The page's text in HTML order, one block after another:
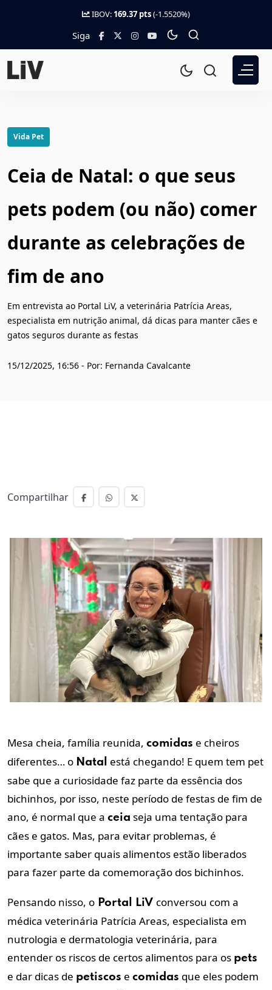
IBOV: 169.37 pts(-1.5520%)
Siga
Vida Pet
Ceia de Natal: o que seus
pets podem (ou não) comer
durante as celebrações de
fim de ano
Em entrevista ao Portal LiV, a veterinária Patrícia Areas,
especialista em nutrição animal, dá dicas para manter cães e
gatos seguros durante as festas
15/12/2025, 16:56 - Por: Fernanda Cavalcante
Compartilhar
Mesa cheia, família reunida, comidas e cheiros
diferentes… o Natal
está chegando! E quem tem pet
sabe que a curiosidade faz parte da essência dos
bichinhos, por isso, neste período de festas de fim de
ano, é normal que a ceia seja uma tentação para
cães e gatos. Mas, para evitar problemas, é
importante saber quais alimentos estão liberados
para fazer parte da comemoração dos bichinhos.
Pensando nisso, o Portal LiV conversou com a
médica veterinária Patrícia Areas, especialista em
nutrologia e dermatologia veterinária, para
entender os riscos de certos alimentos para os pets
e dar dicas de petiscos e comidas que eles podem